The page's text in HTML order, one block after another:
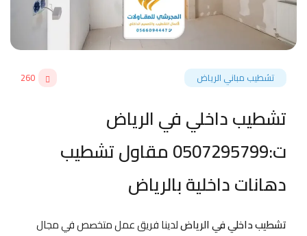
تشطيب مباني الرياض 260
تشطيب داخلي في الرياض
ت:0507295799 مقاول تشطيب
دهانات داخلية بالرياض
تشطيب داخلي في الرياضلدينا فريق عمل متخصص في مجال